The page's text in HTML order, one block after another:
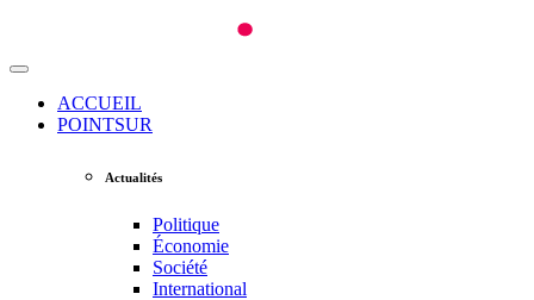
ACCUEIL
POINTSUR
Actualités
Politique
Économie
Société
International